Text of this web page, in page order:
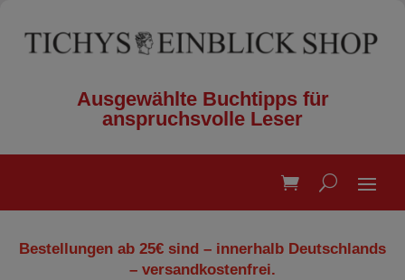
Ausgewählte Buchtipps für
anspruchsvolle Leser
Bestellungen ab 25€ sind – innerhalb Deutschlands
– versandkostenfrei.